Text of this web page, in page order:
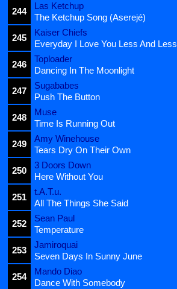
244
Las Ketchup
The Ketchup Song (Aserejé)
245
Kaiser Chiefs
Everyday I Love You Less And Less
246
Toploader
Dancing In The Moonlight
247
Sugababes
Push The Button
248
Muse
Time Is Running Out
249
Amy Winehouse
Tears Dry On Their Own
250
3 Doors Down
Here Without You
251
t.A.T.u.
All The Things She Said
252
Sean Paul
Temperature
253
Jamiroquai
Seven Days In Sunny June
254
Mando Diao
Dance With Somebody